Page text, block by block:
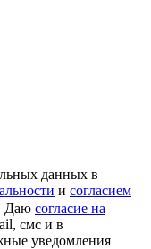
данных в
и согласием
Даю согласие на
смс и в
уведомления